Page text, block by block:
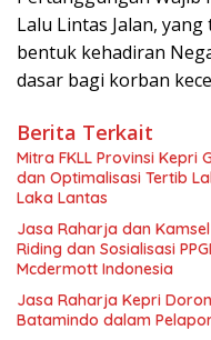
Lalu Lintas Jalan,
bentuk kehadiran
dasar bagi korban
Berita Terkait
Mitra FKLL Provinsi Kepri
dan Optimalisasi Tertib
Laka Lantas
Jasa Raharja dan
Riding dan Sosialisasi
Mcdermott Indonesia
Jasa Raharja Kepri
Batamindo dalam